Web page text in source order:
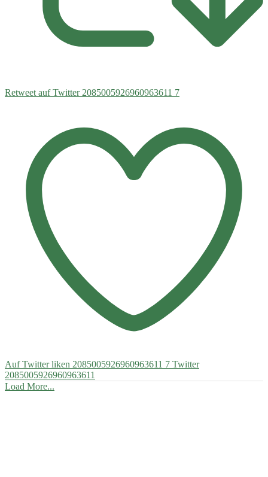
Retweet auf Twitter 2085005926960963611 7
Auf Twitter liken 2085005926960963611 7 Twitter
2085005926960963611
Load More...